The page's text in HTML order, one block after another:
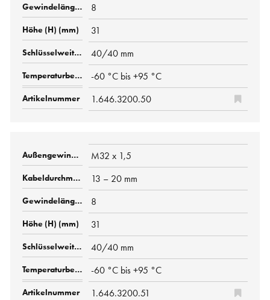
8
31
40/40 mm
-60 °C bis +95 °C
1.646.3200.50
M32 x 1,5
13 – 20 mm
8
31
40/40 mm
-60 °C bis +95 °C
1.646.3200.51